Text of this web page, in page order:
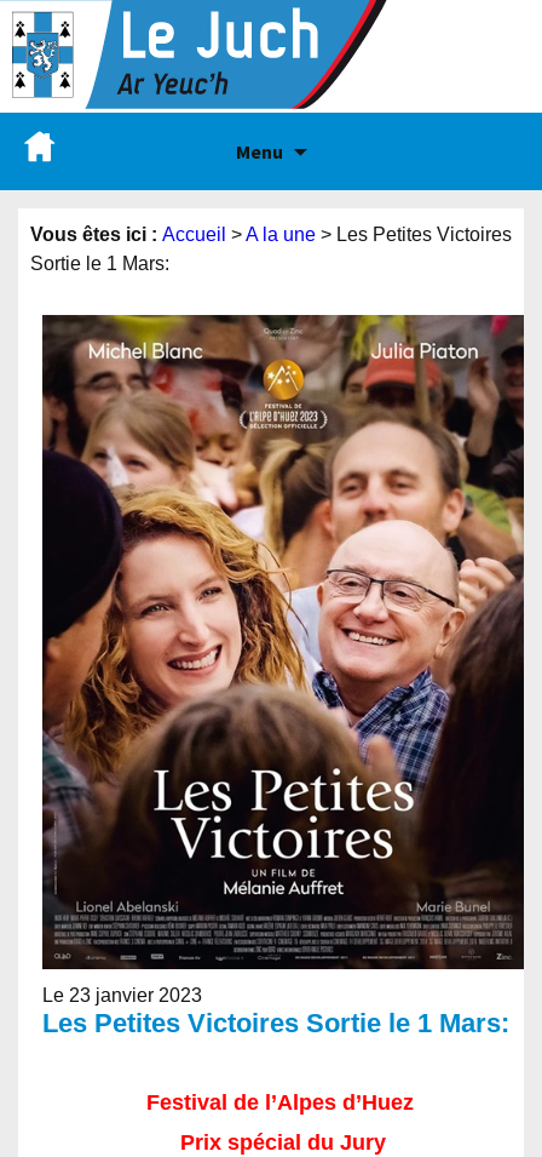
Menu
Vous êtes ici : Accueil >A la une > Les Petites Victoires
Sortie le 1 Mars:
Le 23 janvier 2023
Les Petites Victoires Sortie le 1 Mars:
Festival de l’Alpes d’Huez
Prix spécial du Jury